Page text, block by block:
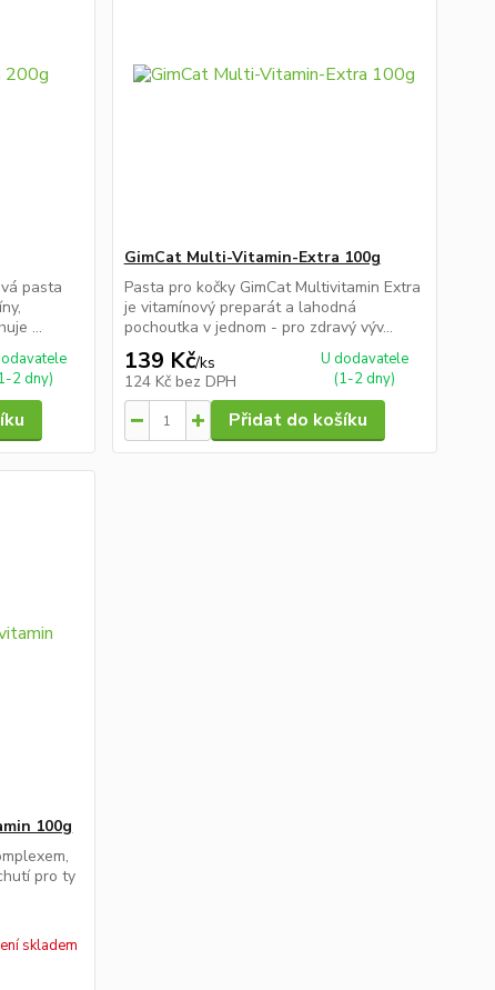
pasta
...
2 dny)
GimCat Multi-Vitamin-Extra 100g
Pasta pro kočky GimCat Multivitamin Extra
je vitamínový preparát a lahodná
pochoutka v jednom - pro zdravý výv...
139 Kč/ks
124 Kč bez DPH
U dodavatele
(1-2 dny)
Přidat do košíku
100g
pro ty
skladem